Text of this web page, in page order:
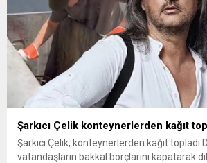
Şarkıcı Çelik konteynerlerden kağıt
Şarkıcı Çelik, konteynerlerden kağıt topladı
vatandaşların bakkal borçlarını kapatarak